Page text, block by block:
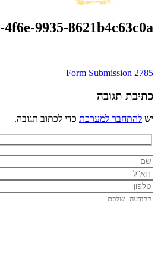
4f6e-9935-8621b4c63c0a
ניווט
Form Submission 2785
כתיבת תגובה
יש להתחבר למערכת כדי לכתוב תגובה.